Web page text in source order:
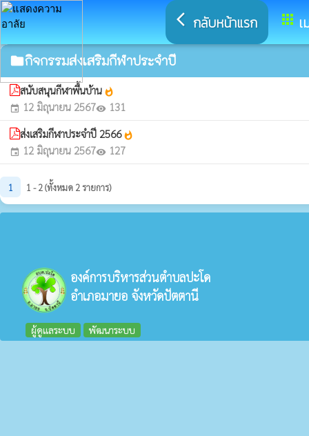
arrow_back_ios กลับหน้าแรก apps
folderกิจกรรมส่งเสริมกีฬาประจำปี
สนับสนุนกีฬาพื้นบ้าน whatshot
event 12 มิถุนายน 2567visibility 131
ส่งเสริมกีฬาประจำปี 2566whatshot
event 12 มิถุนายน 2567visibility 127
1 1 - 2 (ทั้งหมด 2 รายการ)
องค์การบริหารส่วนตำบลปะโด
อำเภอมายอ จังหวัดปัตตานี
ผู้ดูแลระบบ พัฒนาระบบ